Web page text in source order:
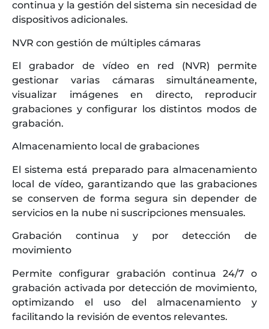
continua y la gestión del sistema sin necesidad de
dispositivos adicionales.
NVR con gestión de múltiples cámaras
El grabador de vídeo en red (NVR) permite
gestionar varias cámaras simultáneamente,
visualizar imágenes en directo, reproducir
grabaciones y configurar los distintos modos de
grabación.
Almacenamiento local de grabaciones
El sistema está preparado para almacenamiento
local de vídeo, garantizando que las grabaciones
se conserven de forma segura sin depender de
servicios en la nube ni suscripciones mensuales.
Grabación continua y por detección de
movimiento
Permite configurar grabación continua 24/7 o
grabación activada por detección de movimiento,
optimizando el uso del almacenamiento y
facilitando la revisión de eventos relevantes.